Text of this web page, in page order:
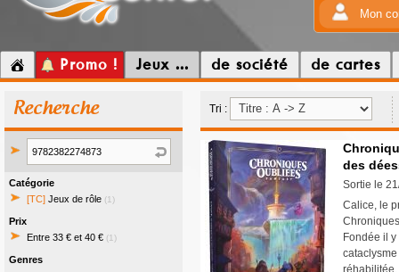
Mon
Promo ! Jeux ... de société de cartes
Recherche
Catégorie
[TC] Jeux de rôle (1)
Prix
Entre 33 € et 40 € (1)
Genres
Tri :
des
Sortie le
Calice, le
Fondée il